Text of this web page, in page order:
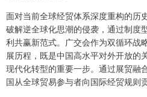
面对当前全球经贸体系深度重构的历
破解逆全球化思潮的侵袭，通过制度
利共赢新范式。广交会作为双循环战
展历程，既是中国高水平对外开放的
现代化转型的重要一步。通过展贸融
国从全球贸易参与者向国际经贸规则